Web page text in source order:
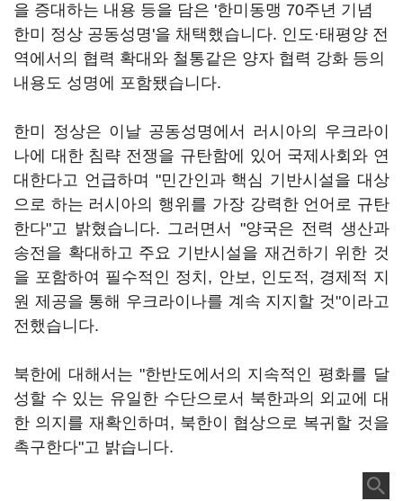
을 증대하는 내용 등을 담은 '한미동맹 70주년 기념
한미 정상 공동성명'을 채택했습니다. 인도·태평양 전
역에서의 협력 확대와 철통같은 양자 협력 강화 등의
내용도 성명에 포함됐습니다.
한미 정상은 이날 공동성명에서 러시아의 우크라이
나에 대한 침략 전쟁을 규탄함에 있어 국제사회와 연
대한다고 언급하며 "민간인과 핵심 기반시설을 대상
으로 하는 러시아의 행위를 가장 강력한 언어로 규탄
한다"고 밝혔습니다. 그러면서 "양국은 전력 생산과
송전을 확대하고 주요 기반시설을 재건하기 위한 것
을 포함하여 필수적인 정치, 안보, 인도적, 경제적 지
원 제공을 통해 우크라이나를 계속 지지할 것"이라고
전했습니다.
북한에 대해서는 "한반도에서의 지속적인 평화를 달
성할 수 있는 유일한 수단으로서 북한과의 외교에 대
한 의지를 재확인하며, 북한이 협상으로 복귀할 것을
촉구한다"고 밝습니다.